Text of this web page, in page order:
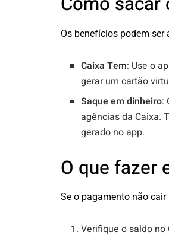
Os benefícios podem
Caixa Tem: Use o
gerar um cartão
Saque em dinheiro:
agências da Caixa.
gerado no app.
O que fazer
Se o pagamento não
Verifique o saldo no